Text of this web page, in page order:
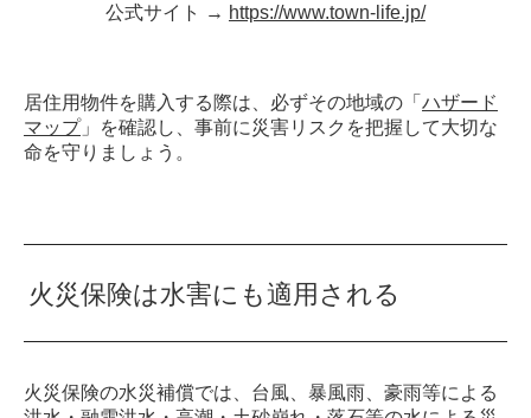
公式サイト → https://www.town-life.jp/
居住用物件を購入する際は、必ずその地域の「 ハザード
マップ」を確認し、事前に災害リスクを把握して大切な
命を守りましょう。
火災保険は水害にも適用される
火災保険の水災補償では、台風、暴風雨、豪雨等による